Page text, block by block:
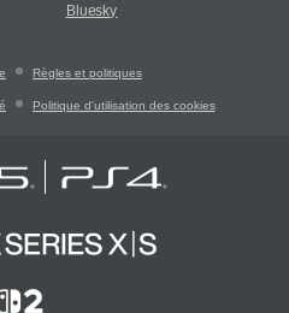
Bluesky
Règles et politiques
Politique d'utilisation des cookies